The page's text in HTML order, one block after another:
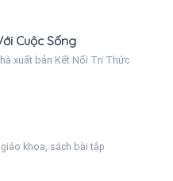
Cuộc Sống
xuất bản Kết Nối Tri Thức
khoa, sách bài tập